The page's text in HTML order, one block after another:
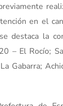
en el
destaca la
– El Rocío;
Gabarra;